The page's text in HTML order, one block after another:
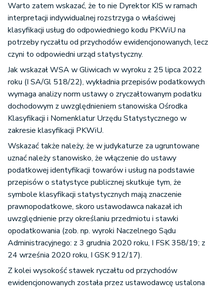
Warto zatem wskazać, że to nie Dyrektor KIS w ramach
interpretacji indywidualnej rozstrzyga o właściwej
klasyfikacji usług do odpowiedniego kodu PKWiU na
potrzeby ryczałtu od przychodów ewidencjonowanych, lecz
czyni to odpowiedni urząd statystyczny.
Jak wskazał WSA w Gliwicach w wyroku z 25 lipca 2022
roku (I SA/Gl 518/22), wykładnia przepisów podatkowych
wymaga analizy norm ustawy o zryczałtowanym podatku
dochodowym z uwzględnieniem stanowiska Ośrodka
Klasyfikacji i Nomenklatur Urzędu Statystycznego w
zakresie klasyfikacji PKWiU.
Wskazać także należy, że w judykaturze za ugruntowane
uznać należy stanowisko, że włączenie do ustawy
podatkowej identyfikacji towarów i usług na podstawie
przepisów o statystyce publicznej skutkuje tym, że
symbole klasyfikacji statystycznych mają znaczenie
prawnopodatkowe, skoro ustawodawca nakazał ich
uwzględnienie przy określaniu przedmiotu i stawki
opodatkowania (zob. np. wyroki Naczelnego Sądu
Administracyjnego: z 3 grudnia 2020 roku, I FSK 358/19; z
24 września 2020 roku, I GSK 912/17).
Z kolei wysokość stawek ryczałtu od przychodów
ewidencjonowanych została przez ustawodawcę ustalona